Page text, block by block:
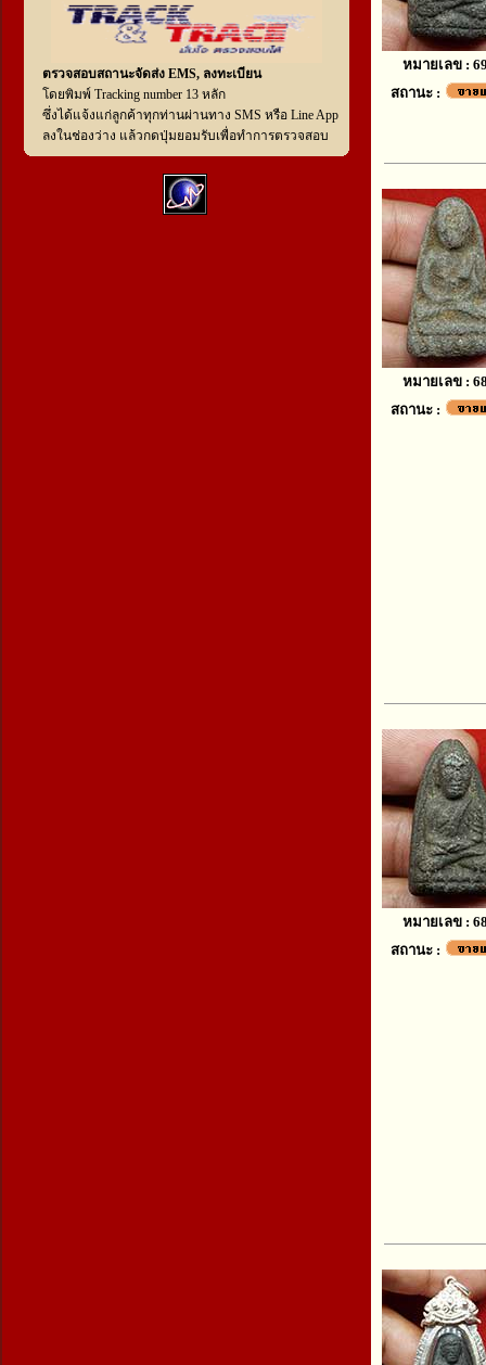
ตรวจสอบสถานะจัดส่ง EMS, ลงทะเบียน
โดยพิมพ์ Tracking number 13 หลัก
ซึ่งได้แจ้งแก่ลูกค้าทุกท่านผ่านทาง SMS หรือ Line App
ลงในช่องว่าง แล้วกดปุ่มยอมรับเพื่อทำการตรวจสอบ
หมายเลข :
สถานะ :
หมายเลข :
สถานะ :
หมายเลข :
สถานะ :